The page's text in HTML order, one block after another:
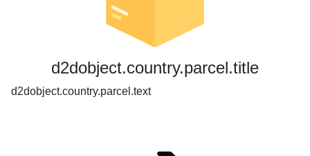
d2dobject.country.parcel.title
d2dobject.country.parcel.text